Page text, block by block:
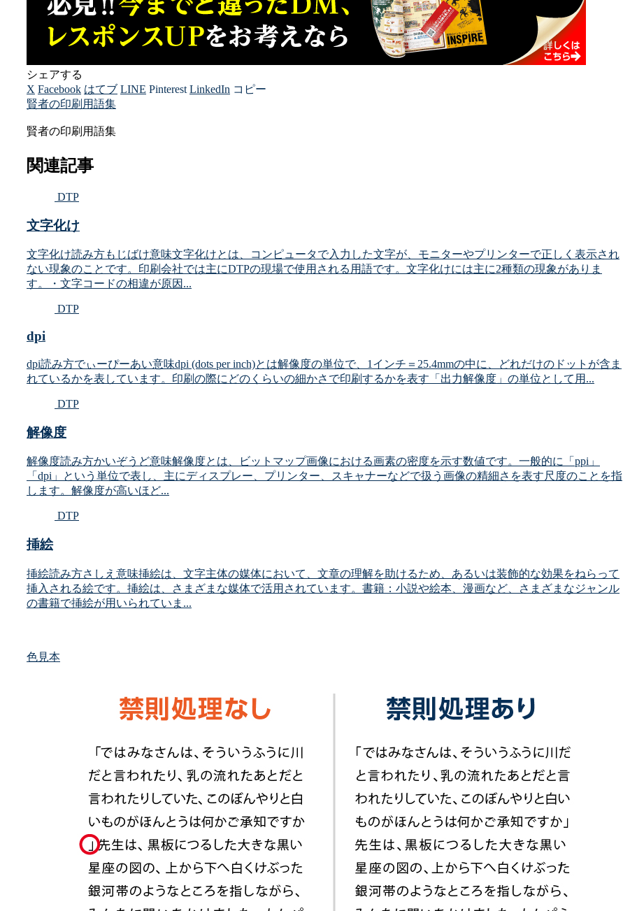
シェアする
X Facebook はてブ LINE Pinterest LinkedIn コピー
賢者の印刷用語集
賢者の印刷用語集
関連記事
DTP
文字化け
文字化け読み方もじばけ意味文字化けとは、コンピュータで入力した文字が、モニターやプリンターで正しく表示され
ない現象のことです。印刷会社では主にDTPの現場で使用される用語です。文字化けには主に2種類の現象がありま
す。・文字コードの相違が原因...
DTP
dpi
dpi読み方でぃーぴーあい意味dpi (dots per inch)とは解像度の単位で、1インチ＝25.4mmの中に、どれだけのドットが含ま
れているかを表しています。印刷の際にどのくらいの細かさで印刷するかを表す「出力解像度」の単位として用...
DTP
解像度
解像度読み方かいぞうど意味解像度とは、ビットマップ画像における画素の密度を示す数値です。一般的に「ppi」
「dpi」という単位で表し、主にディスプレー、プリンター、スキャナーなどで扱う画像の精細さを表す尺度のことを指
します。解像度が高いほど...
DTP
挿絵
挿絵読み方さしえ意味挿絵は、文字主体の媒体において、文章の理解を助けるため、あるいは装飾的な効果をねらって
挿入される絵です。挿絵は、さまざまな媒体で活用されています。書籍：小説や絵本、漫画など、さまざまなジャンル
の書籍で挿絵が用いられていま...
色見本